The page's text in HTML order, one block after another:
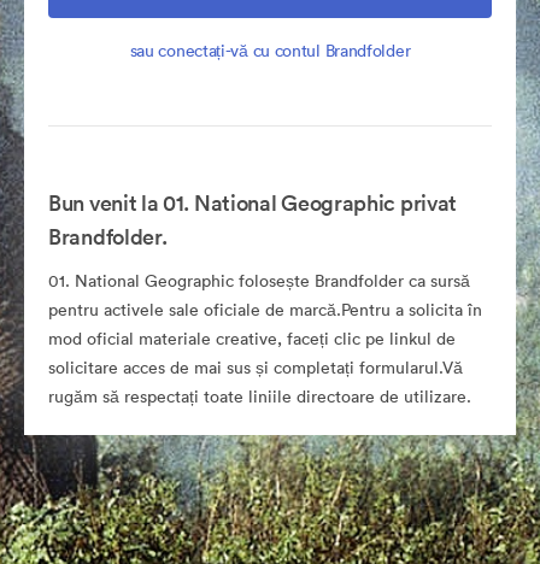
sau conectați-vă cu contul Brandfolder
Bun venit la 01. National Geographic privat
Brandfolder.
01. National Geographic folosește Brandfolder ca sursă
pentru activele sale oficiale de marcă.Pentru a solicita în
mod oficial materiale creative, faceți clic pe linkul de
solicitare acces de mai sus și completați formularul.Vă
rugăm să respectați toate liniile directoare de utilizare.